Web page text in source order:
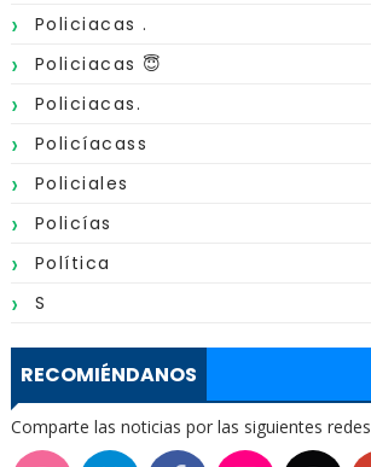
Policiacas .
Policiacas 😇
Policiacas.
Policíacass
Policiales
Policías
Política
S
RECOMIÉNDANOS
Comparte las noticias por las siguientes redes